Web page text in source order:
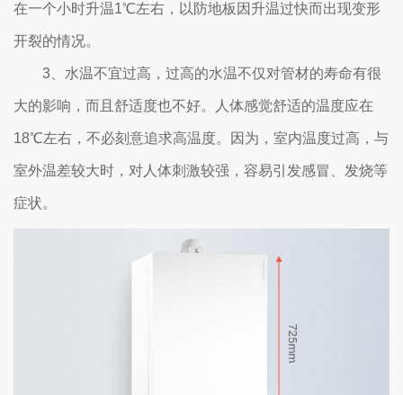
在一个小时升温1℃左右，以防地板因升温过快而出现变形
开裂的情况。
3、水温不宜过高，过高的水温不仅对管材的寿命有很
大的影响，而且舒适度也不好。人体感觉舒适的温度应在
18℃左右，不必刻意追求高温度。因为，室内温度过高，与
室外温差较大时，对人体刺激较强，容易引发感冒、发烧等
症状。